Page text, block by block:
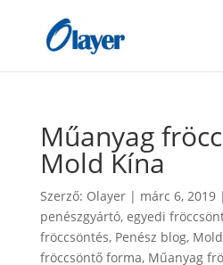
Műanyag
Mold Kína
Szerző: Olayer| márc 6, 2019|
penészgyártó, egyedi
fröccsöntés, Penész blog,
fröccsöntő forma, Műanyag